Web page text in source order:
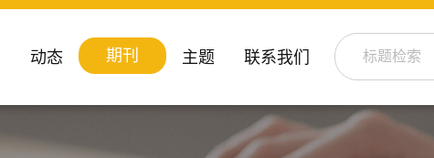
动态 期刊 主题 联系我们